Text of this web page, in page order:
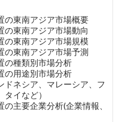
の東南アジア市場概要
の東南アジア市場動向
の東南アジア市場規模
の東南アジア市場予測
の種類別市場分析
の用途別市場分析
ドネシア、マレーシア、フ
イなど）
の主要企業分析(企業情報、